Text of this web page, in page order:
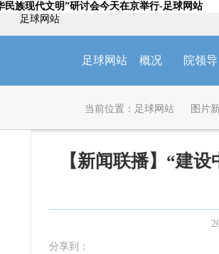
民族现代文明”研讨会今天在京举行-足球网站
足球网站
足球网站 概况 院领导
当前位置： 足球网站 图片
【新闻联播】“建
分享到：